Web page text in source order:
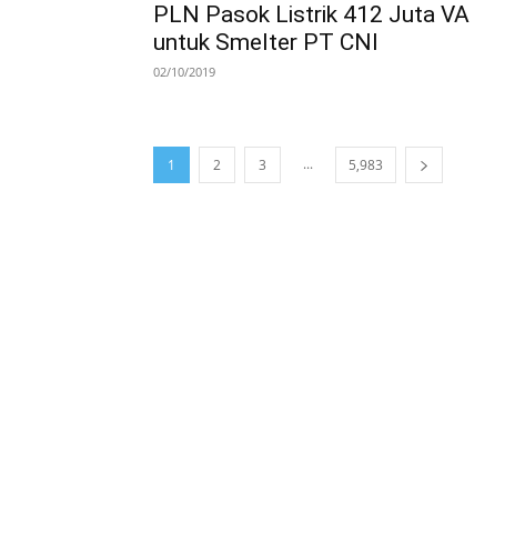
PLN Pasok Listrik 412 Juta VA
untuk Smelter PT CNI
02/10/2019
1 2 3 ... 5,983